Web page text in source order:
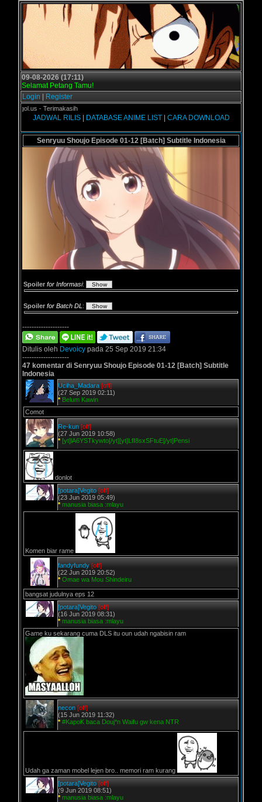
09-08-2026 (17:11)
Selamat Petang Tamu!
Login
Register
- Terimakasih
JADWAL RILIS| DATABASE ANIME LIST| CARA DOWNLOAD
Senryuu Shoujo Episode 01-12 [Batch] Subtitle Indonesia
Spoiler for Informasi:
Spoiler for Batch DL :
--------------------
Ditulis oleh Devoicy pada 25 Sep 2019 21:34
--------------------
47 komentar di Senryuu Shoujo Episode 01-12 [Batch] Subtitle
Indonesia
Uciha_Madara [off]
(27 Sep 2019 02:11)
* Belum Kawin
Comot
Re-kun [off]
(27 Jun 2019 10:58)
* [yt]lA6YSTkywto[/yt][yt]LfI8sxSFtuE[/yt]Pensi
donlot
[potara]Vegito [off]
(23 Jun 2019 05:49)
* manusia biasa :mlayu
Komen biar rame
fandyfundy [off]
(22 Jun 2019 20:52)
* Omae wa Mou Shindeiru
bangsat judulnya eps 12
[potara]Vegito [off]
(16 Jun 2019 08:31)
* manusia biasa :mlayu
Game ku sekarang cuma DLS itu oun udah ngabisin ram
necon [off]
(15 Jun 2019 11:32)
* #KapoK baca Douj*n Waifu gw kena NTR
Udah ga zaman mobel lejen bro.. memori ram kurang
[potara]Vegito [off]
(9 Jun 2019 08:51)
* manusia biasa :mlayu